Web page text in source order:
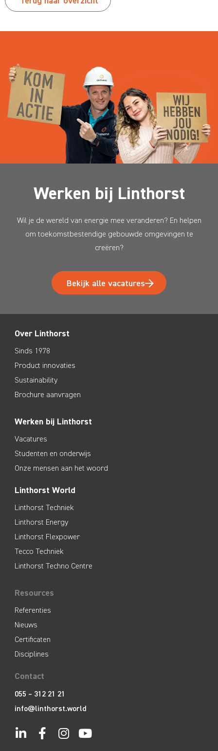
Werken bij Linthorst
Wil je de wereld van energie mee veranderen? En helpen
om toekomstbestendige gebouwde omgevingen te
creëren?
Bekijk alle vacatures
Over Linthorst
Sinds 1978
Product innovaties
Sustainability
Brochure aanvragen
Werken bij Linthorst
Vacatures
Studenten en onderwijs
Onze mensen aan het woord
Linthorst World
Linthorst Techniek
Linthorst Energy
Linthorst Flexpower
Tecco Techniek
Linthorst Techno Centre
Resources
Referenties
Nieuws
Certificaten
Disciplines
Contact
055 – 312 21 21
info@linthorst.world